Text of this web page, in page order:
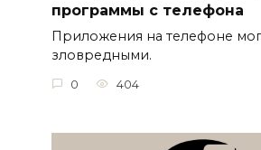
программы с телефона
Приложения на телефоне
зловредными.
0 404